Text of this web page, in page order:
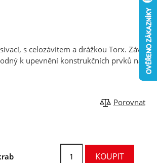
s celozávitem a drážkou Torx. Závit je
k upevnění konstrukčních prvků na
Porovnat